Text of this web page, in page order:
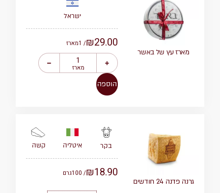
מארז עץ של באשר
ישראל
₪29.00
/ 1 מארז
מארז
הוספה
גרנה פדנה 24 חודשים
בקר איטליה קשה
₪18.90
/ 100 גרם